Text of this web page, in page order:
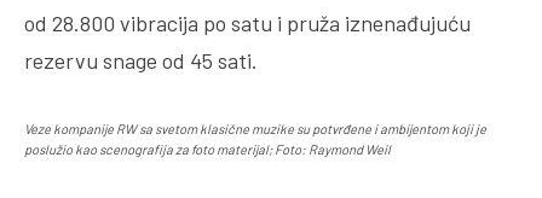
od 28.800 vibracija po satu i pruža iznenađujuću
rezervu snage od 45 sati.
Veze kompanije RW sa svetom klasične muzike su potvrđene i ambijentom koji je
poslužio kao scenografija za foto materijal; Foto: Raymond Weil